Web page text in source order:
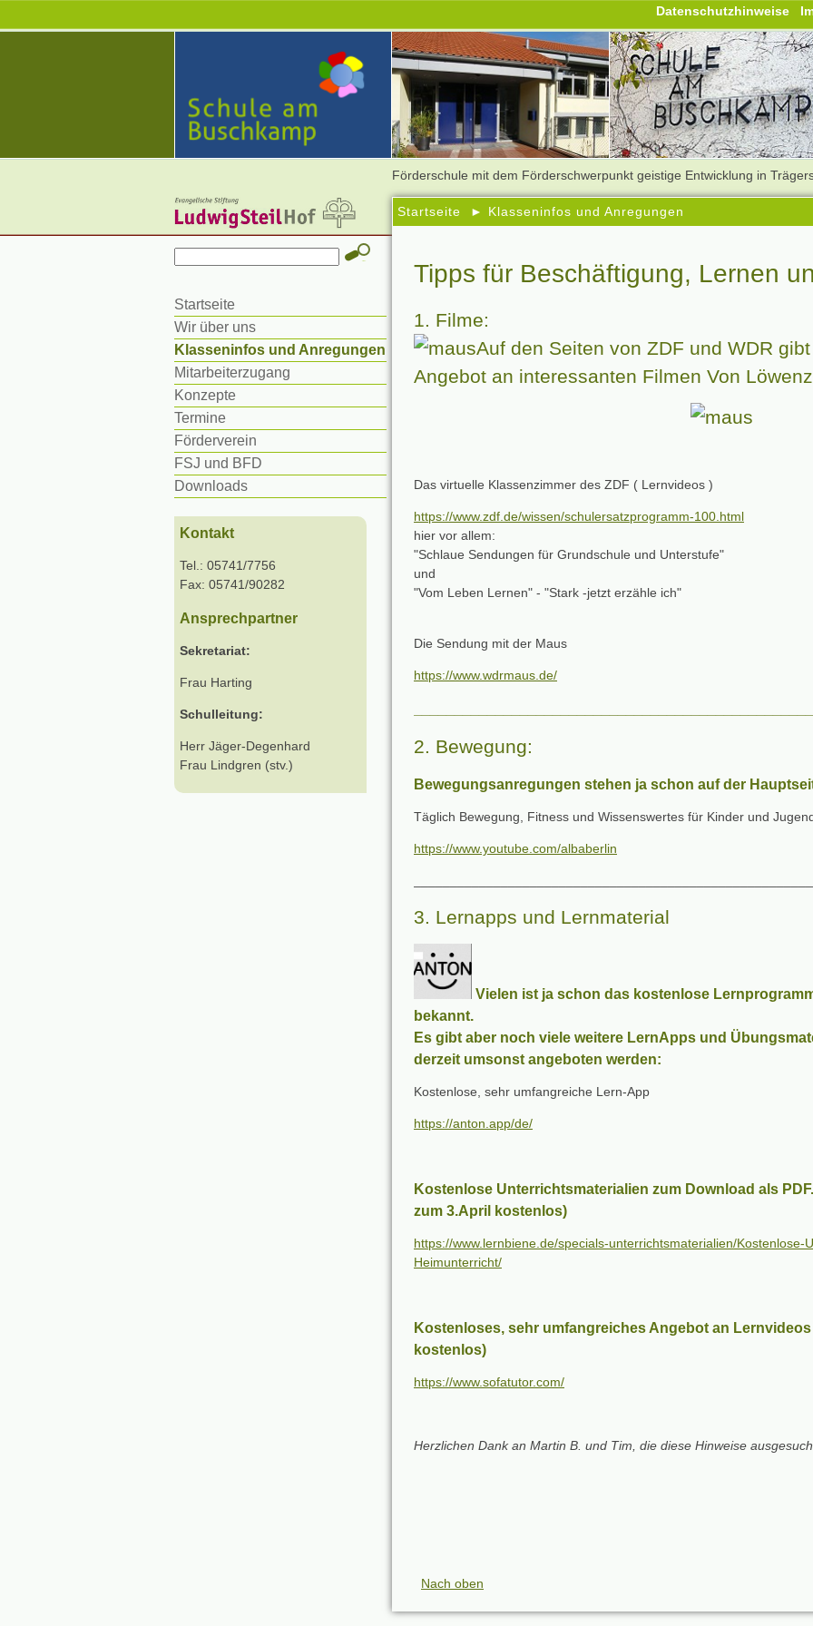
Datenschutzhinweise
Förderschule mit dem Förderschwerpunkt geistige Entwicklung in
Startseite ► Klasseninfos und Anregungen
Tipps für Beschäftigung, Lernen
1. Filme:
Auf den Seiten von ZDF und WDR
Angebot an interessanten Filmen Von
Das virtuelle Klassenzimmer des ZDF ( Lernvideos )
https://www.zdf.de/wissen/schulersatzprogramm-100.html
hier vor allem:
"Schlaue Sendungen für Grundschule und Unterstufe"
und
"Vom Leben Lernen" - "Stark -jetzt erzähle ich"
Die Sendung mit der Maus
https://www.wdrmaus.de/
2. Bewegung:
Bewegungsanregungen stehen ja schon auf der
Täglich Bewegung, Fitness und Wissenswertes für Kinder und
https://www.youtube.com/albaberlin
3. Lernapps und Lernmaterial
Vielen ist ja schon das kostenlose
bekannt.
Es gibt aber noch viele weitere LernApps und
derzeit umsonst angeboten werden:
Kostenlose, sehr umfangreiche Lern-App
https://anton.app/de/
Kostenlose Unterrichtsmaterialien zum Download als
zum 3.April kostenlos)
https://www.lernbiene.de/specials-unterrichtsmaterialien/Kostenlose-
Heimunterricht/
Kostenloses, sehr umfangreiches Angebot an
kostenlos)
https://www.sofatutor.com/
Herzlichen Dank an Martin B. und Tim, die diese Hinweise
Nach oben
Startseite
Wir über uns
Klasseninfos und Anregungen
Mitarbeiterzugang
Konzepte
Termine
Förderverein
FSJ und BFD
Downloads
Kontakt
Tel.: 05741/7756
Fax: 05741/90282
Ansprechpartner
Sekretariat:
Frau Harting
Schulleitung:
Herr Jäger-Degenhard
Frau Lindgren (stv.)